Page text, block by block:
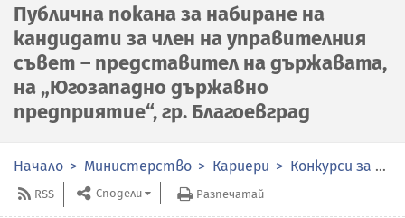
Публична покана за набиране на
кандидати за член на управителния
съвет – представител на държавата,
на „Югозападно държавно
предприятие“, гр. Благоевград
Начало Министерство Кариери Конкурси за избор на членове на органите за управление и контрол в публичните предприятия
RSS Сподели Разпечатай